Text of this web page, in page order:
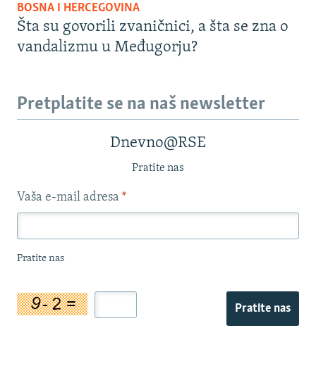
BOSNA I HERCEGOVINA
Šta su govorili zvaničnici, a šta se zna o
vandalizmu u Međugorju?
Pretplatite se na naš newsletter
Dnevno@RSE
Pratite nas
Vaša e-mail adresa *
Pratite nas
Pratite nas